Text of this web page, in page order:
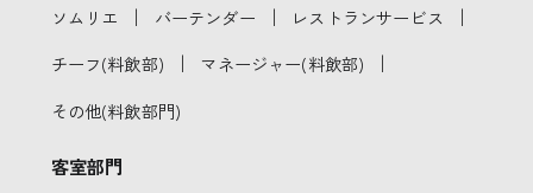
ソムリエ ｜ バーテンダー ｜ レストランサービス ｜
チーフ(料飲部) ｜ マネージャー(料飲部) ｜
その他(料飲部門)
客室部門